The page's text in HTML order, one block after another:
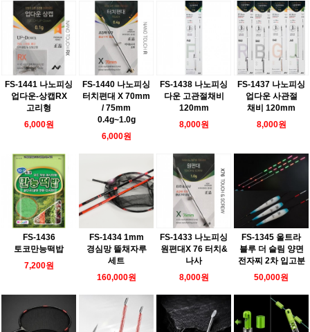
FS-1441 나노피싱
업다운-상캡RX
고리형
6,000원
FS-1440 나노피싱
터치편대 X 70mm
/ 75mm
0.4g~1.0g
6,000원
FS-1438 나노피싱
다운 고관절채비
120mm
8,000원
FS-1437 나노피싱
업다운 사관절
채비 120mm
8,000원
FS-1436
토코만능떡밥
7,200원
FS-1434 1mm
경심망 뜰채자루
세트
160,000원
FS-1433 나노피싱
원편대X 76 터치&
나사
8,000원
FS-1345 울트라
블루 더 슬림 양면
전자찌 2차 입고분
50,000원